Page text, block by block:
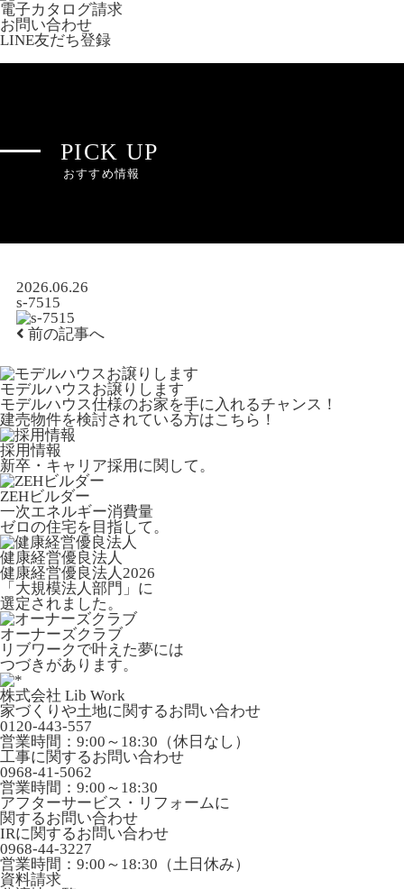
電子カタログ請求
お問い合わせ
LINE友だち登録
PICK UP
おすすめ情報
2026.06.26
s-7515
前の記事へ
モデルハウスお譲りします
モデルハウス仕様のお家を手に入れるチャンス！
建売物件を検討されている方はこちら！
採用情報
新卒・キャリア採用に関して。
ZEHビルダー
一次エネルギー消費量
ゼロの住宅を目指して。
健康経営優良法人
健康経営優良法人2026
「大規模法人部門」に
選定されました。
オーナーズクラブ
リブワークで叶えた夢には
つづきがあります。
株式会社 Lib Work
家づくりや土地に関するお問い合わせ
0120-443-557
営業時間：9:00～18:30（休日なし）
工事に関するお問い合わせ
0968-41-5062
営業時間：9:00～18:30
アフターサービス・リフォームに
関するお問い合わせ
IRに関するお問い合わせ
0968-44-3227
営業時間：9:00～18:30（土日休み）
資料請求